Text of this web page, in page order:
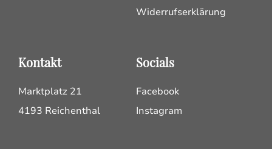
Widerrufserklärung
Kontakt
Marktplatz 21
4193 Reichenthal
Socials
Facebook
Instagram